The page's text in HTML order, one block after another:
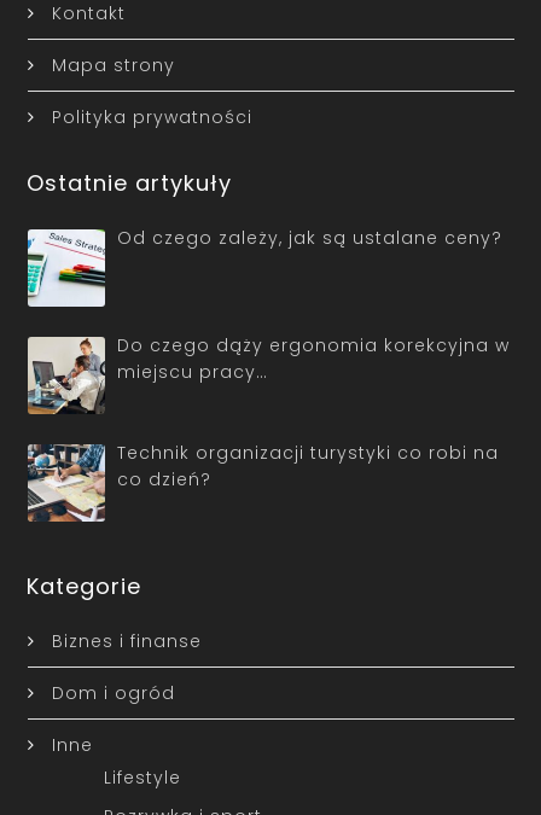
Kontakt
Mapa strony
Polityka prywatności
Ostatnie artykuły
Od czego zależy, jak są ustalane ceny?
Do czego dąży ergonomia korekcyjna w
miejscu pracy…
Technik organizacji turystyki co robi na
co dzień?
Kategorie
Biznes i finanse
Dom i ogród
Inne
Lifestyle